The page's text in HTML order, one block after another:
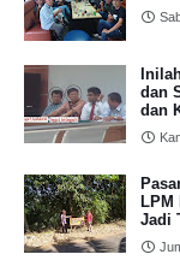
dan
dan
LPM
Jadi